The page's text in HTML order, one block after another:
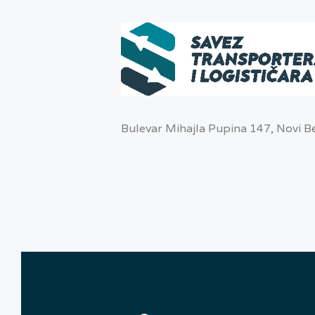
Bulevar Mihajla Pupina 147, Novi